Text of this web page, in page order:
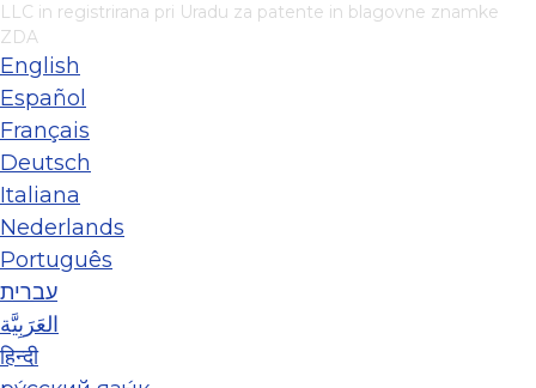
LLC in registrirana pri Uradu za patente in blagovne znamke
ZDA
English
Español
Français
Deutsch
Italiana
Nederlands
Português
עברית
العَرَبِيَّة
हिन्दी